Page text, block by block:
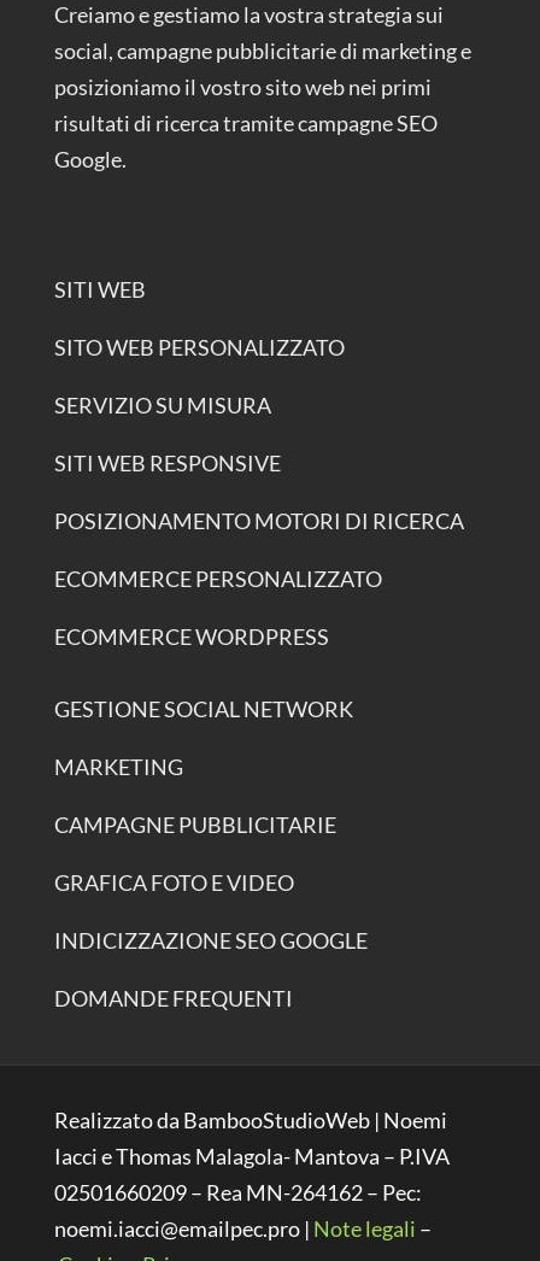
Creiamo e gestiamo la vostra strategia sui
social, campagne pubblicitarie di marketing e
posizioniamo il vostro sito web nei primi
risultati di ricerca tramite campagne SEO
Google.
SITI WEB
SITO WEB PERSONALIZZATO
SERVIZIO SU MISURA
SITI WEB RESPONSIVE
POSIZIONAMENTO MOTORI DI RICERCA
ECOMMERCE PERSONALIZZATO
ECOMMERCE WORDPRESS
GESTIONE SOCIAL NETWORK
MARKETING
CAMPAGNE PUBBLICITARIE
GRAFICA FOTO E VIDEO
INDICIZZAZIONE SEO GOOGLE
DOMANDE FREQUENTI
Realizzato da BambooStudioWeb | Noemi
Iacci e Thomas Malagola- Mantova – P.IVA
02501660209 – Rea MN-264162 – Pec:
noemi.iacci@emailpec.pro | Note legali –